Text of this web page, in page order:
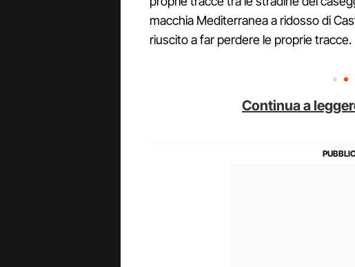
macchia Mediterranea a ridosso di
riuscito a far perdere le proprie tracce.
Continua a